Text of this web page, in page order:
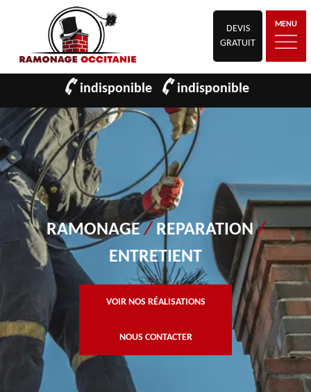
DEVIS
GRATUIT
MENU
indisponible indisponible
RAMONAGE/ REPARATION/
ENTRETIENT
VOIR NOS RÉALISATIONS
NOUS CONTACTER